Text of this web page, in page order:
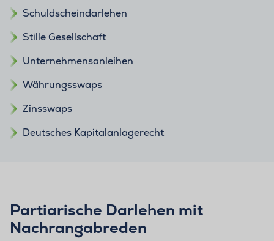
Schuldscheindarlehen
Stille Gesellschaft
Unternehmensanleihen
Währungsswaps
Zinsswaps
Deutsches Kapitalanlagerecht
Partiarische Darlehen mit
Nachrangabreden